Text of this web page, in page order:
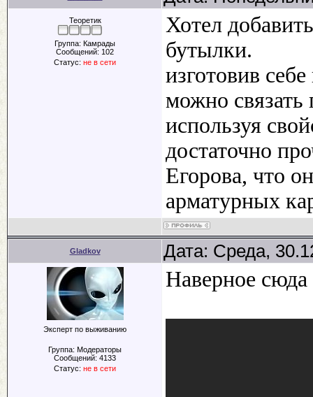
Теоретик
Группа: Камрады
Сообщений: 102
Статус: не в сети
Хотел
бутылки.
изготовив
можно связать
используя
достаточно
Егорова, что
арматурных
Gladkov Дата: Среда,
Эксперт по выживанию
Группа: Модераторы
Сообщений: 4133
Статус: не в сети
Наверное сюда